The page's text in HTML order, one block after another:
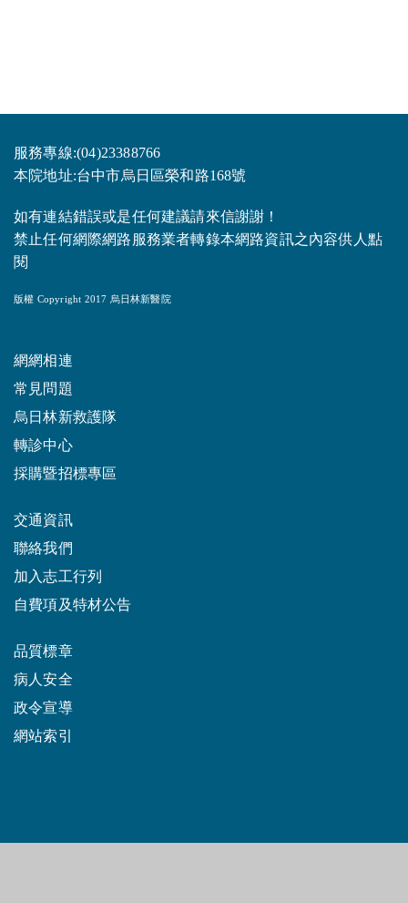
服務專線:(04)23388766
本院地址:台中市烏日區榮和路168號
如有連結錯誤或是任何建議請來信謝謝！
禁止任何網際網路服務業者轉錄本網路資訊之內容供人點
閱
版權 Copyright 2017 烏日林新醫院
網網相連
常見問題
烏日林新救護隊
轉診中心
採購暨招標專區
交通資訊
聯絡我們
加入志工行列
自費項及特材公告
品質標章
病人安全
政令宣導
網站索引